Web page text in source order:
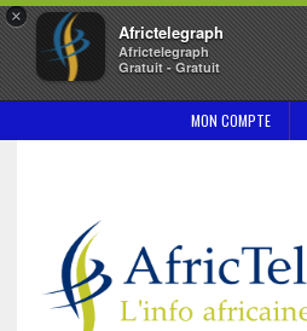
×
Africtelegraph
Africtelegraph
Gratuit - Gratuit
MON COMPTE